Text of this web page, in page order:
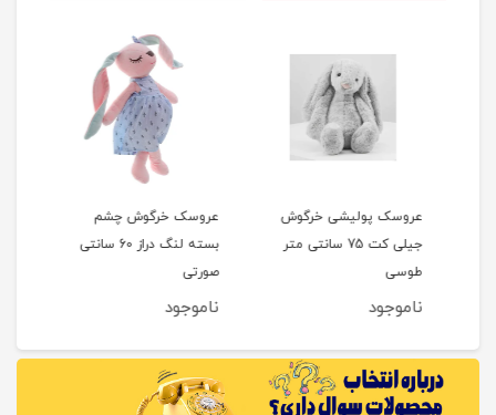
عروسک پولیشی خرگوش
جیلی کت 75 سانتی متر
طوسی
ناموجود
عروسک خرگوش چشم
بسته لنگ دراز 60 سانتی
صورتی
ناموجود